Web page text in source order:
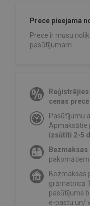
Prece pieejama
Prece ir mūsu
pasūtījumam.
cenas
Pasūtījumu
Apmaksātie
izsūtīti 2-5
Bezmaksas
grāmatnīcā
pasūtījums
e-pastu un/